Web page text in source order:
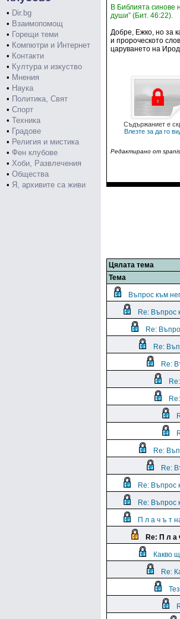
• Dir.bg
• Взаимопомощ
• Горещи теми
• Компютри и Интернет
• Контакти
• Култура и изкуство
• Мнения
• Наука
• Политика, Свят
• Спорт
• Техника
• Градове
• Религия и мистика
• Фен клубове
• Хоби, Развлечения
• Общества
• Я, архивите са живи
В Библията синове
души” (Бит. 46:22).
Добре, Ежко, но за
и пророческото
царуването на
Съдържаниет е
Влезте за да го
Редактирано от
Цялата тема
Тема
Въпрос към
Re: Въпрос
Re:
Re:
Re:
Re:
Re:
Re: Въпрос
Re: Въпрос
П л а ч ъ т
Re: П л а
Какво
Re: